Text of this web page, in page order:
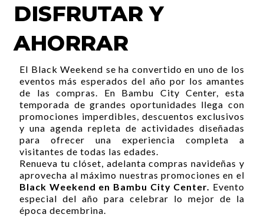
DISFRUTAR Y
AHORRAR
El Black Weekend se ha convertido en uno de los
eventos más esperados del año por los amantes
de las compras. En Bambu City Center, esta
temporada de grandes oportunidades llega con
promociones imperdibles, descuentos exclusivos
y una agenda repleta de actividades diseñadas
para ofrecer una experiencia completa a
visitantes de todas las edades.
Renueva tu clóset, adelanta compras navideñas y
aprovecha al máximo nuestras promociones en el
Black Weekend en Bambu City Center. Evento
especial del año para celebrar lo mejor de la
época decembrina.